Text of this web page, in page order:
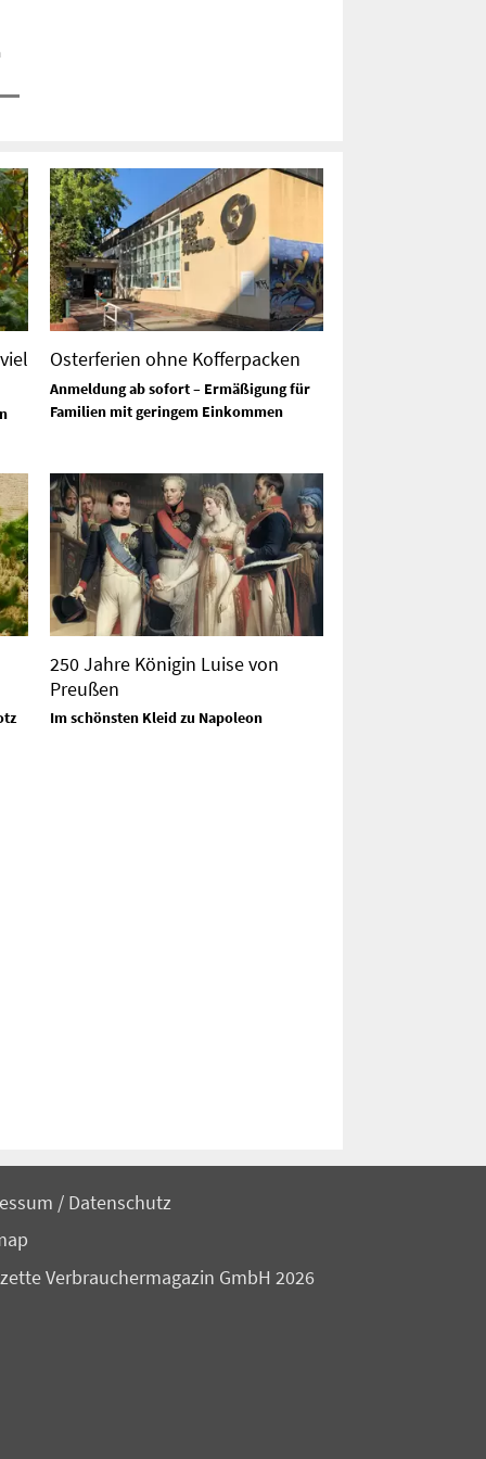
Osterferien ohne Kofferpacken
Anmeldung ab sofort – Ermäßigung für
Familien mit geringem Einkommen
250 Jahre Königin Luise von
Preußen
Im schönsten Kleid zu Napoleon
/ Datenschutz
Verbrauchermagazin GmbH 2026